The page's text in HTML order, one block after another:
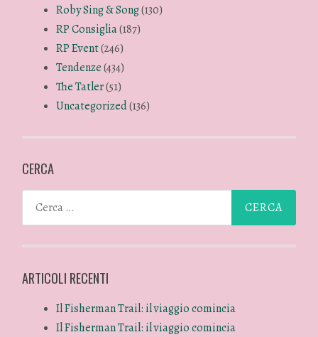
Roby Sing & Song(130)
RP Consiglia(187)
RP Event(246)
Tendenze(434)
The Tatler(51)
Uncategorized(136)
CERCA
ARTICOLI RECENTI
Il Fisherman Trail: il viaggio comincia
Il Fisherman Trail: il viaggio comincia